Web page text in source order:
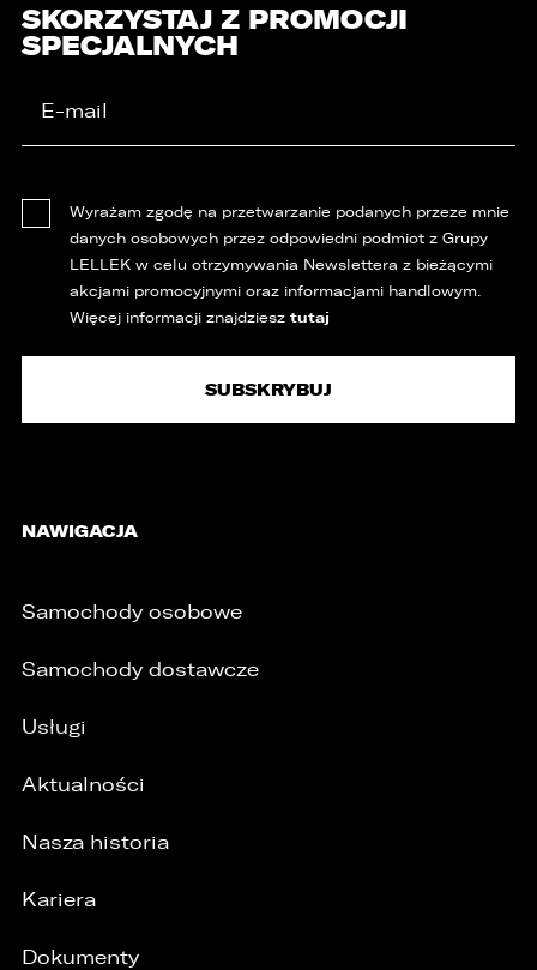
SKORZYSTAJ Z PROMOCJI
SPECJALNYCH
Wyrażam zgodę na przetwarzanie podanych przeze mnie
danych osobowych przez odpowiedni podmiot z Grupy
LELLEK w celu otrzymywania Newslettera z bieżącymi
akcjami promocyjnymi oraz informacjami handlowym.
Więcej informacji znajdziesz tutaj
NAWIGACJA
Samochody osobowe
Samochody dostawcze
Usługi
Aktualności
Nasza historia
Kariera
Dokumenty